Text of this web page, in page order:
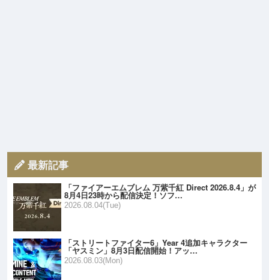
最新記事
「ファイアーエムブレム 万紫千紅 Direct 2026.8.4」が
8月4日23時から配信決定！ソフ…
2026.08.04(Tue)
「ストリートファイター6」Year 4追加キャラクター
「ヤスミン」8月3日配信開始！アッ…
2026.08.03(Mon)